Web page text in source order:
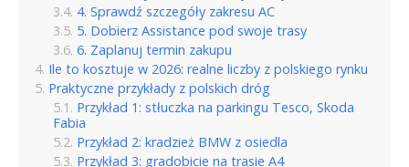
4. Sprawdź szczegóły zakresu AC
5. Dobierz Assistance pod swoje trasy
6. Zaplanuj termin zakupu
Ile to kosztuje w 2026: realne liczby z polskiego rynku
Praktyczne przykłady z polskich dróg
Przykład 1: stłuczka na parkingu Tesco, Skoda
Fabia
Przykład 2: kradzież BMW z osiedla
Przykład 3: gradobicie na trasie A4